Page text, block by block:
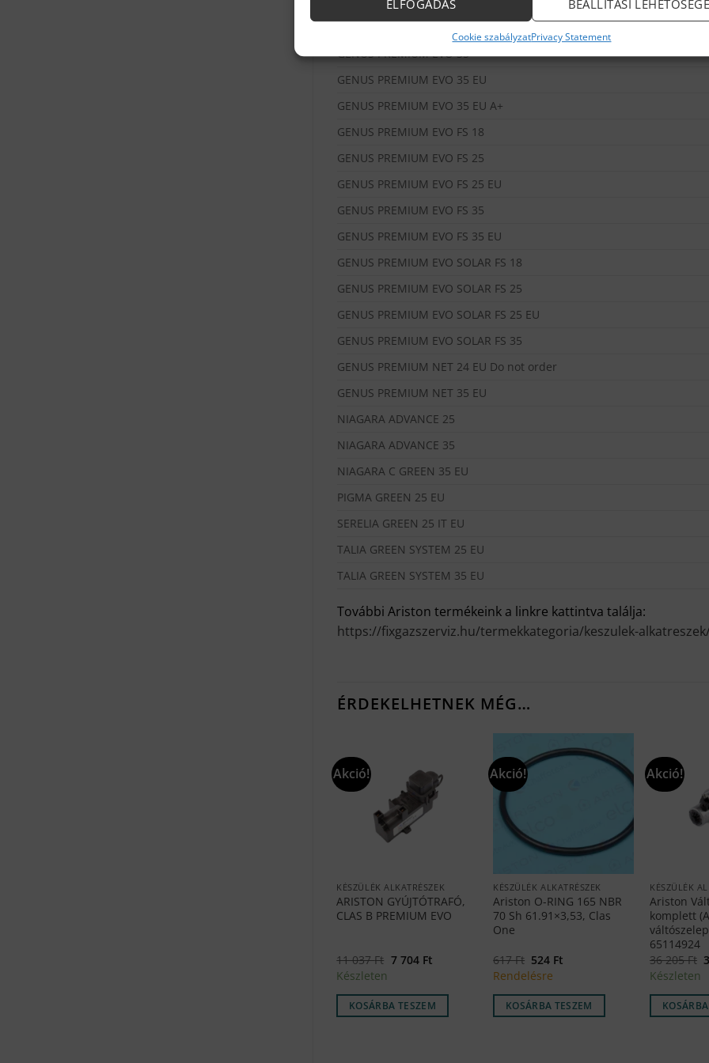
ELFOGADÁS BEÁLLÍTÁSI
Cookie szabályzatPrivacy Statement
GENUS PREMIUM EVO 30 EU
GENUS PREMIUM EVO 35
GENUS PREMIUM EVO 35 EU
GENUS PREMIUM EVO 35 EU A+
GENUS PREMIUM EVO FS 18
GENUS PREMIUM EVO FS 25
GENUS PREMIUM EVO FS 25 EU
GENUS PREMIUM EVO FS 35
GENUS PREMIUM EVO FS 35 EU
GENUS PREMIUM EVO SOLAR FS 18
GENUS PREMIUM EVO SOLAR FS 25
GENUS PREMIUM EVO SOLAR FS 25 EU
GENUS PREMIUM EVO SOLAR FS 35
GENUS PREMIUM NET 24 EU Do not order
GENUS PREMIUM NET 35 EU
NIAGARA ADVANCE 25
NIAGARA ADVANCE 35
NIAGARA C GREEN 35 EU
PIGMA GREEN 25 EU
SERELIA GREEN 25 IT EU
TALIA GREEN SYSTEM 25 EU
TALIA GREEN SYSTEM 35 EU
További Ariston termékeink a linkre kattintva találja:
https://fixgazszerviz.hu/termekkategoria/keszulek-
ÉRDEKELHETNEK MÉG…
Akció!
KÉSZÜLÉK ALKATRÉSZEK
ARISTON GYÚJTÓTRAFÓ,
CLAS B PREMIUM EVO
11 037Ft Original
11
037 Ft.
7 704 FtCurrent
7
704 Ft.
Készleten
KOSÁRBA TESZEM
Akció!
KÉSZÜLÉK ALKATRÉSZEK
Ariston O-RING 165 NBR
70 Sh 61.91×3,53, Clas
One
617Ft Original
price
was:
617 Ft.
524 Ft
524 Ft.
Rendelésre
KOSÁRBA TESZEM
Akció!
KÉSZÜLÉK
Ariston
komplett
65114924
36 205Ft
Készleten